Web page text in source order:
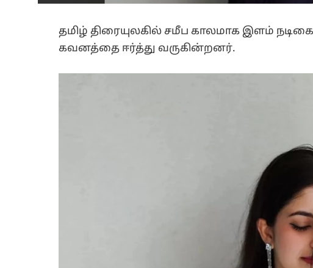
தமிழ் திரையுலகில் சமீப காலமாக இளம்
கவனத்தை ஈர்த்து வருகின்றனர்.